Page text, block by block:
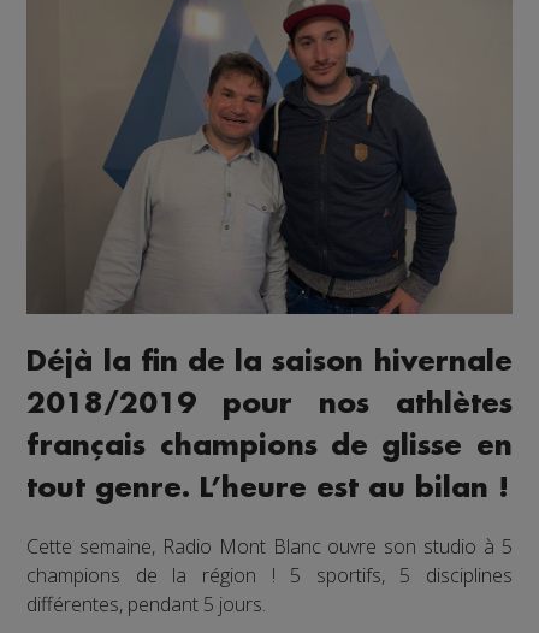
Déjà la fin de la saison hivernale
2018/2019 pour nos athlètes
français champions de glisse en
tout genre. L’heure est au bilan !
Cette semaine, Radio Mont Blanc ouvre son studio à 5
champions de la région ! 5 sportifs, 5 disciplines
différentes, pendant 5 jours.